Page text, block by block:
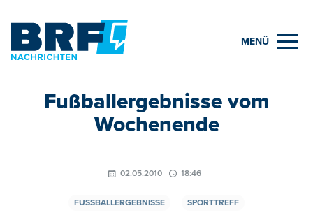
MENÜ
Fußballergebnisse vom
Wochenende
02.05.2010 18:46
FUSSBALLERGEBNISSE SPORTTREFF